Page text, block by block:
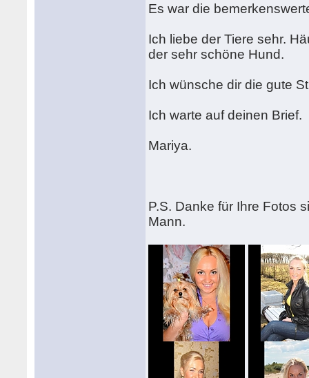
Es war die
Ich liebe der Tiere sehr.
der sehr schöne Hund.
Ich wünsche dir die gute
Ich warte auf deinen Brief.
Mariya.
P.S. Danke für Ihre Fotos
Mann.